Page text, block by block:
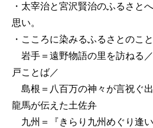
・太宰治と宮沢賢治のふるさと
思い。
・こころに染みるふるさとのこと
岩手＝遠野物語の里を訪ねる
戸ことば／
島根＝八百万の神々が言祝ぐ
龍馬が伝えた土佐弁
九州＝『きらり九州めぐり逢